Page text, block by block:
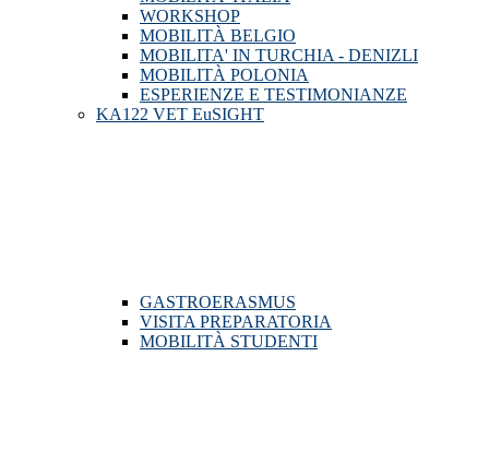
WORKSHOP
MOBILITÀ BELGIO
MOBILITA' IN TURCHIA - DENIZLI
MOBILITÀ POLONIA
ESPERIENZE E TESTIMONIANZE
KA122 VET EuSIGHT
GASTROERASMUS
VISITA PREPARATORIA
MOBILITÀ STUDENTI